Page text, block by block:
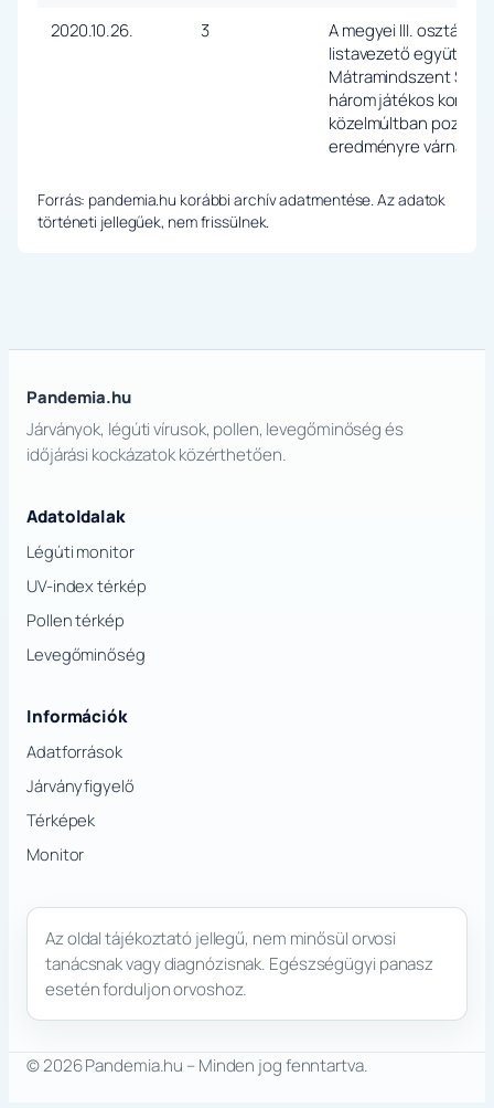
2020.10.26. 3
A megyei III. osztály,
listavezető
Mátramindszent SE
három játékos
közelmúltban pozitív,
eredményre várnak.
Forrás: pandemia.hu korábbi archív adatmentése. Az adatok
történeti jellegűek, nem frissülnek.
Pandemia.hu
Járványok, légúti vírusok, pollen, levegőminőség és
időjárási kockázatok közérthetően.
Adatoldalak
Légúti monitor
UV-index térkép
Pollen térkép
Levegőminőség
Információk
Adatforrások
Járványfigyelő
Térképek
Monitor
Az oldal tájékoztató jellegű, nem minősül orvosi
tanácsnak vagy diagnózisnak. Egészségügyi panasz
esetén forduljon orvoshoz.
© 2026 Pandemia.hu – Minden jog fenntartva.